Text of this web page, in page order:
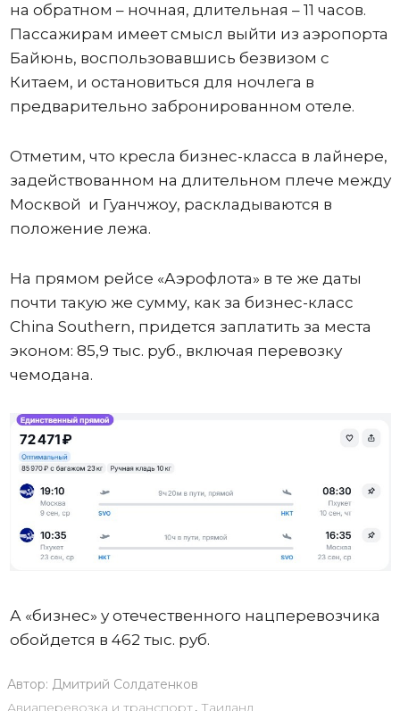
на обратном – ночная, длительная – 11 часов.
Пассажирам имеет смысл выйти из аэропорта
Байюнь, воспользовавшись безвизом с
Китаем, и остановиться для ночлега в
предварительно забронированном отеле.
Отметим, что кресла бизнес-класса в лайнере,
задействованном на длительном плече между
Москвой и Гуанчжоу, раскладываются в
положение лежа.
На прямом рейсе «Аэрофлота» в те же даты
почти такую же сумму, как за бизнес-класс
China Southern, придется заплатить за места
эконом: 85,9 тыс. руб., включая перевозку
чемодана.
А «бизнес» у отечественного нацперевозчика
обойдется в 462 тыс. руб.
Автор: Дмитрий Солдатенков
Авиаперевозка и транспорт, Таиланд